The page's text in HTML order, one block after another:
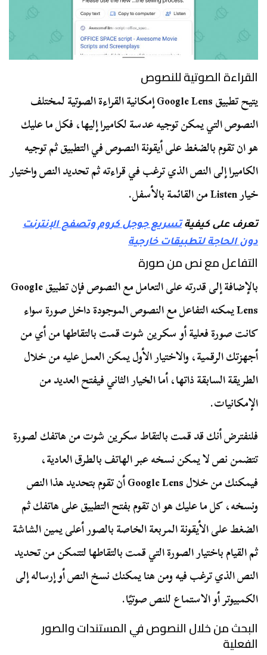
القراءة الصوتية للنصوص
يتيح تطبيق Google Lens إمكانية القراءة الصوتية لمختلف
النصوص التي يمكن توجيه عدسة لكاميرا إليها، فكل ما عليك
هو ان تقوم بالضغط على أيقونة النصوص في التطبيق ثم توجيه
الكاميرا إلى النص الذي ترغب في قراءته ثم تحديد النص واختيار
خيار Listen من القائمة بالأسفل.
تعرف على كيفيةتسريع جوجل كروم وتصفح الإنترنت
دون الحاجة لتطبيقات خارجية
التفاعل مع نص من صورة
بالإضافة إلى قدرته على التعامل مع النصوص فإن تطبيق Google
Lens يمكنه التفاعل مع النصوص الموجودة داخل صورة سواء
كانت صورة فعلية أو سكرين شوت قمت بالتقاطها من أي من
أجهزتك الرقمية، والاختيار الأول يمكن العمل عليه من خلال
الطريقة السابقة ذاتها، أما الخيار الثاني فيفتح العديد من
الإمكانيات.
فلنفترض أنك قد قمت بالتقاط سكرين شوت من هاتفك لصورة
تتضمن نص لا يمكن نسخه عبر الهاتف بالطرق العادية،
فيمكنك من خلال Google Lens أن تقوم بتحديد هذا النص
ونسخه، كل ما عليك هو ان تقوم بفتح التطبيق على هاتفك ثم
الضغط على الأيقونة المربعة الخاصة بالصور أعلى يمين الشاشة
ثم القيام باختيار الصورة التي قمت بالتقاطها لتتمكن من تحديد
النص الذي ترغب فيه ومن هنا يمكنك نسخ النص أو إرساله إلى
الكمبيوتر أو الاستماع للنص صوتيًا.
البحث من خلال النصوص في المستندات والصور
الفعلية